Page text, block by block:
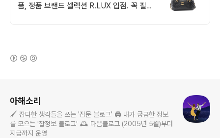
품, 정품 브랜드 셀렉션 R.LUX 입점. 꼭 필요
아해소리
🖌️ 잡다한 생각들을 쓰는 '잡문 블로그' 🖨️ 내가 궁금한 정보
를 모으는 '잡정보 블로그' 🕰️ 다음블로그 (2005년 5월)부터
지금까지 운영